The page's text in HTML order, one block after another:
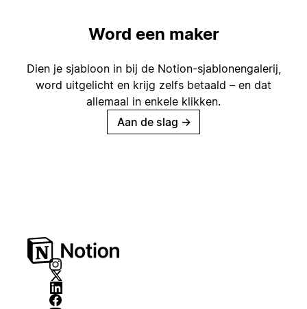
Word een maker
Dien je sjabloon in bij de Notion-sjablonengalerij,
word uitgelicht en krijg zelfs betaald – en dat
allemaal in enkele klikken.
Aan de slag →